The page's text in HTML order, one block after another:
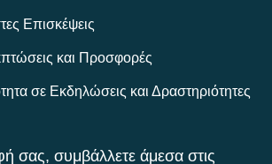
Επισκέψεις
και Προσφορές
σε Εκδηλώσεις και Δραστηριότητες
σας, συμβάλλετε άμεσα στις